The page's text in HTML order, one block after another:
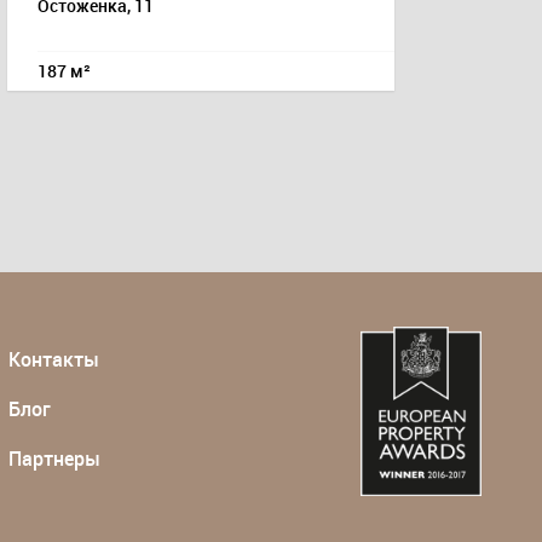
Остоженка, 11
187 м²
Контакты
Блог
Партнеры